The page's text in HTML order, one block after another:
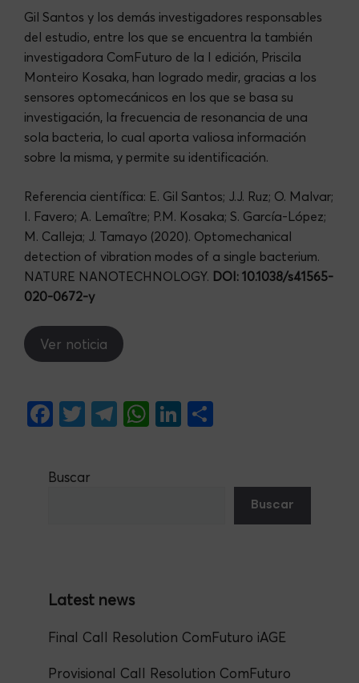
Gil Santos y los demás investigadores responsables
del estudio, entre los que se encuentra la también
investigadora ComFuturo de la I edición, Priscila
Monteiro Kosaka, han logrado medir, gracias a los
sensores optomecánicos en los que se basa su
investigación, la frecuencia de resonancia de una
sola bacteria, lo cual aporta valiosa información
sobre la misma, y permite su identificación.
Referencia científica: E. Gil Santos; J.J. Ruz; O. Malvar;
I. Favero; A. Lemaître; P.M. Kosaka; S. García-López;
M. Calleja; J. Tamayo (2020). Optomechanical
detection of vibration modes of a single bacterium.
NATURE NANOTECHNOLOGY. DOI: 10.1038/s41565-
020-0672-y
Ver noticia
F
c
e
k
T
er
Te W Li
Buscar
Buscar
Final Call Resolution ComFuturo iAGE
Provisional Call Resolution ComFuturo